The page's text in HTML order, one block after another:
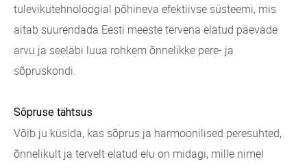
tulevikutehnoloogial põhineva efektiivse süsteemi, mis
aitab suurendada Eesti meeste tervena elatud päevade
arvu ja seeläbi luua rohkem õnnelikke pere- ja
sõpruskondi.
Sõpruse tähtsus
Võib ju küsida, kas sõprus ja harmoonilised peresuhted,
õnnelikult ja tervelt elatud elu on midagi, mille nimel